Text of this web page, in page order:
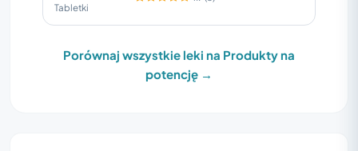
Tabletki
Porównaj wszystkie leki na Produkty na
potencję →